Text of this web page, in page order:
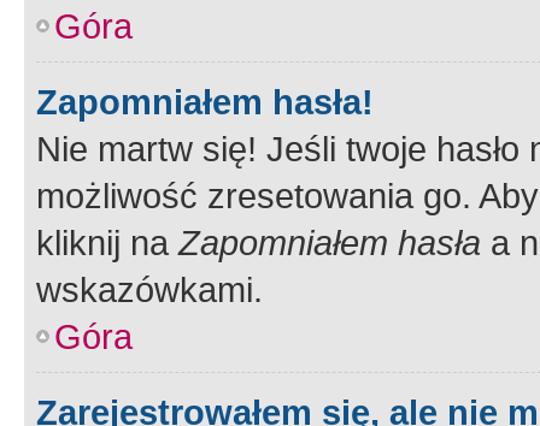
Góra
Zapomniałem hasła!
Nie martw się! Jeśli twoje
możliwość zresetowania go.
kliknij naZapomniałem hasła a
wskazówkami.
Góra
Zarejestrowałem się, ale nie